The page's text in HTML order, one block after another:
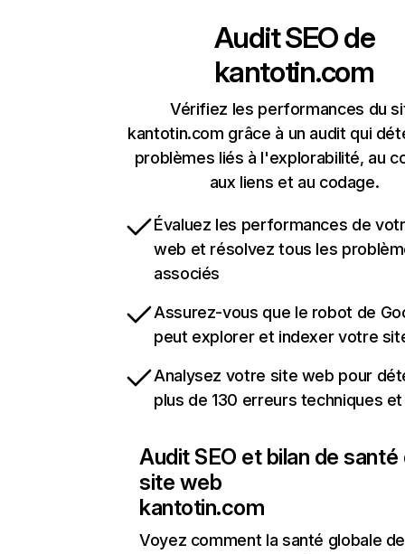
Audit SEO de
kantotin.com
Vérifiez les performances du
kantotin.com grâce à un audit qui
problèmes liés à l'explorabilité, au
aux liens et au codage.
Évaluez les performances de
web et résolvez tous les
associés
Assurez-vous que le robot de
peut explorer et indexer votre
Analysez votre site web pour
plus de 130 erreurs techniques et
Audit SEO et bilan de santé
site web
kantotin.com
Voyez comment la santé globale